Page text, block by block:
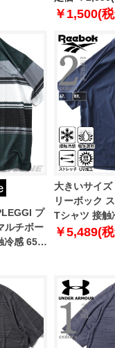
￥1,500(
プ
ルチボー
冷感 65-
大きいサイ
リーボック
Tシャツ 接触
工 消臭
￥5,489(